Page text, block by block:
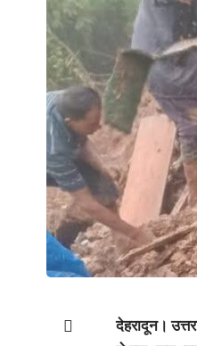
देहरादून।